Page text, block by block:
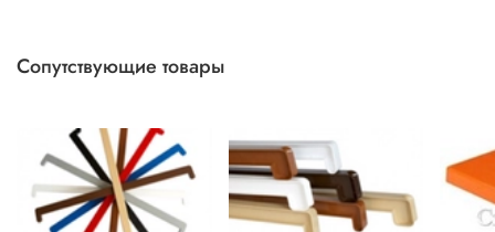
Сопутствующие товары